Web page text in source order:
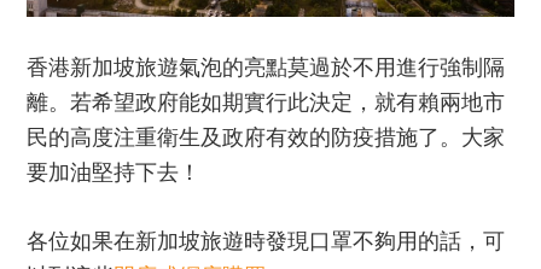
香港新加坡旅遊氣泡的亮點莫過於不用進行強制隔
離。若希望政府能如期實行此決定，就有賴兩地市
民的高度注重衛生及政府有效的防疫措施了。大家
要加油堅持下去！
各位如果在新加坡旅遊時發現口罩不夠用的話，可